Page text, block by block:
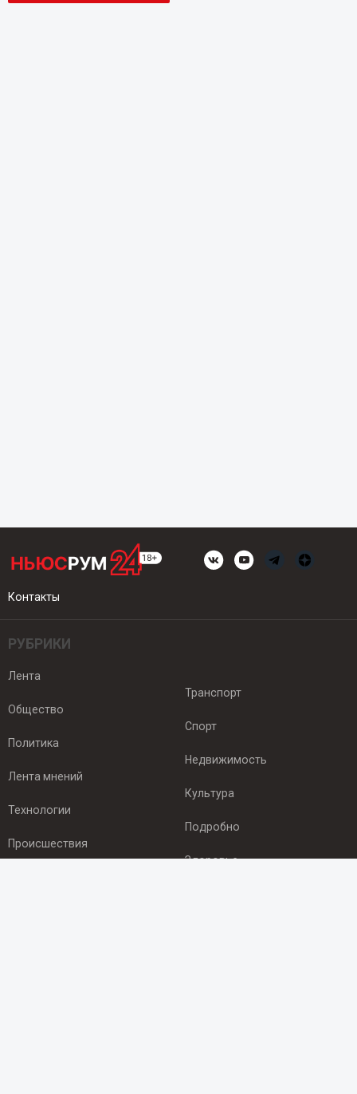
Контакты
РУБРИКИ
Лента
Общество
Политика
Лента мнений
Технологии
Происшествия
Транспорт
Спорт
Недвижимость
Культура
Подробно
Здоровье